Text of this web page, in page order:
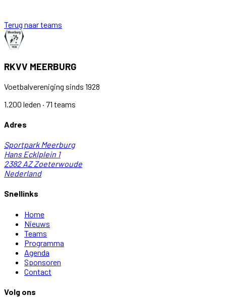
Terug naar teams
RKVV MEERBURG
Voetbalvereniging sinds 1928
1.200 leden · 71 teams
Adres
Sportpark Meerburg
Hans Ecklplein 1
2382 AZ Zoeterwoude
Nederland
Snellinks
Home
Nieuws
Teams
Programma
Agenda
Sponsoren
Contact
Volg ons